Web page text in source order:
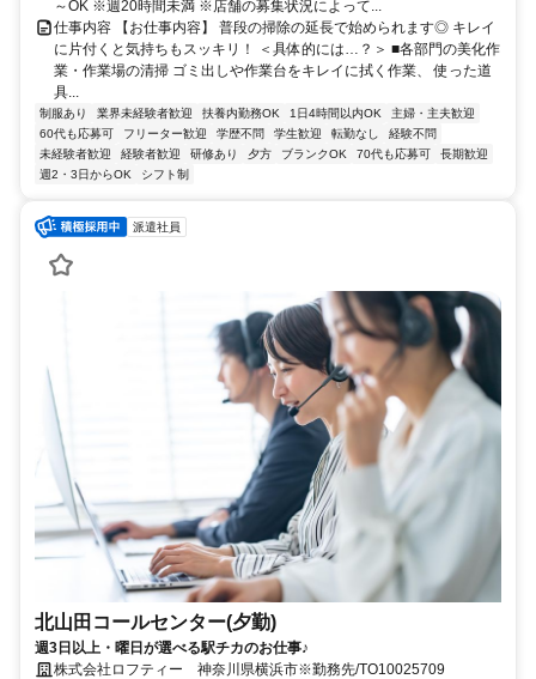
～OK ※週20時間未満 ※店舗の募集状況によって...
仕事内容 【お仕事内容】 普段の掃除の延長で始められます◎ キレイ
に片付くと気持ちもスッキリ！ ＜具体的には…？＞ ■各部門の美化作
業・作業場の清掃 ゴミ出しや作業台をキレイに拭く作業、 使った道
具...
制服あり 業界未経験者歓迎 扶養内勤務OK 1日4時間以内OK
主婦・主夫歓迎
60代も応募可
フリーター歓迎 学歴不問 学生歓迎 転勤なし
経験不問
未経験者歓迎
経験者歓迎 研修あり 夕方 ブランクOK 70代も応募可
長期歓迎
週2・3日からOK
シフト制
派遣社員
北山田コールセンター(夕勤)
週3日以上・曜日が選べる駅チカのお仕事♪
株式会社ロフティー 神奈川県横浜市※勤務先/TO10025709